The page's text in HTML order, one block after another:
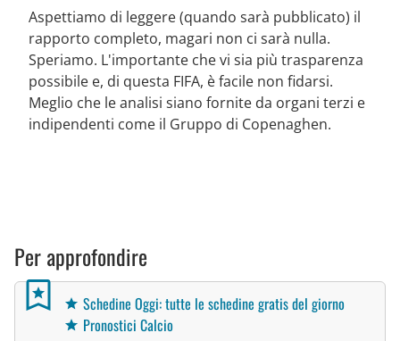
Aspettiamo di leggere (quando sarà pubblicato) il
rapporto completo, magari non ci sarà nulla.
Speriamo. L'importante che vi sia più trasparenza
possibile e, di questa FIFA, è facile non fidarsi.
Meglio che le analisi siano fornite da organi terzi e
indipendenti come il Gruppo di Copenaghen.
Per approfondire
Schedine Oggi: tutte le schedine gratis del giorno
Pronostici Calcio